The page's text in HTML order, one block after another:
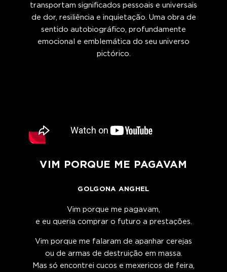
transportam significados pessoais e universais
de dor, resiliência e inquietação. Uma obra de
sentido autobiográfico, profundamente
emocional e emblemática do seu universo
pictórico.​
VIM PORQUE ME PAGAVAM
GOLGONA ANGHEL
Vim porque me pagavam,
e eu queria comprar o futuro a prestações.
Vim porque me falaram de apanhar cerejas
ou de armas de destruição em massa.
Mas só encontrei cucos e mexericos de feira,